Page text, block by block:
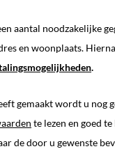
aantal noodzakelijke
en woonplaats.
.
gemaakt wordt u nog
te lezen en goed
de door u gewenste